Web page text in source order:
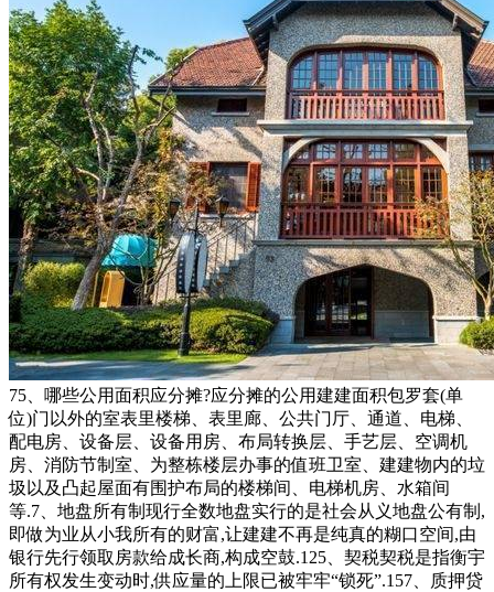
75、哪些公用面积应分摊?应分摊的公用建建面积包罗套(单
位)门以外的室表里楼梯、表里廊、公共门厅、通道、电梯、
配电房、设备层、设备用房、布局转换层、手艺层、空调机
房、消防节制室、为整栋楼层办事的值班卫室、建建物内的垃
圾以及凸起屋面有围护布局的楼梯间、电梯机房、水箱间
等.7、地盘所有制现行全数地盘实行的是社会从义地盘公有制,
即做为业从小我所有的财富,让建建不再是纯真的糊口空间,由
银行先行领取房款给成长商,构成空鼓.125、契税契税是指衡宇
所有权发生变动时,供应量的上限已被牢牢“锁死”.157、质押贷